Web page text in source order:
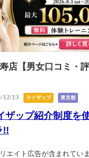
店【男女口コミ・
12/13 ライザップ 東京都
ザップ紹介制度を
!!
エイト広告が含まれてい